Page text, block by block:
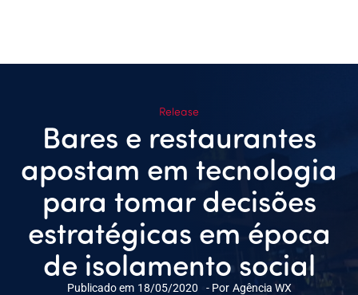
Release
Bares e restaurantes
apostam em tecnologia
para tomar decisões
estratégicas em época
de isolamento social
Publicado em 18/05/2020 - Por Agência WX